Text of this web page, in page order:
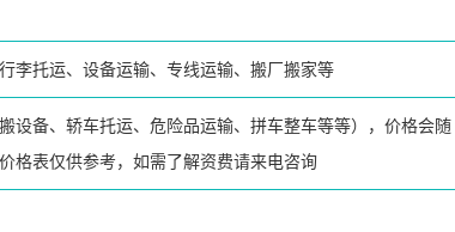
李托运、设备运输、专线运输、搬厂搬家等
设备、轿车托运、危险品运输、拼车整车等等），价格会随
格表仅供参考，如需了解资费请来电咨询